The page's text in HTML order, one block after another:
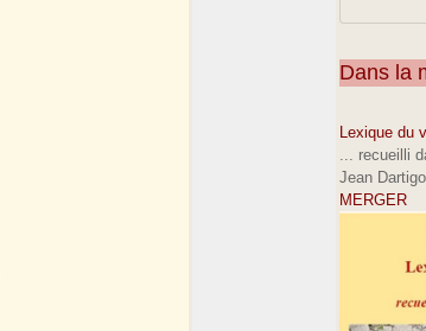
Dans la
Lexique du
... recueilli
Jean
MERGER